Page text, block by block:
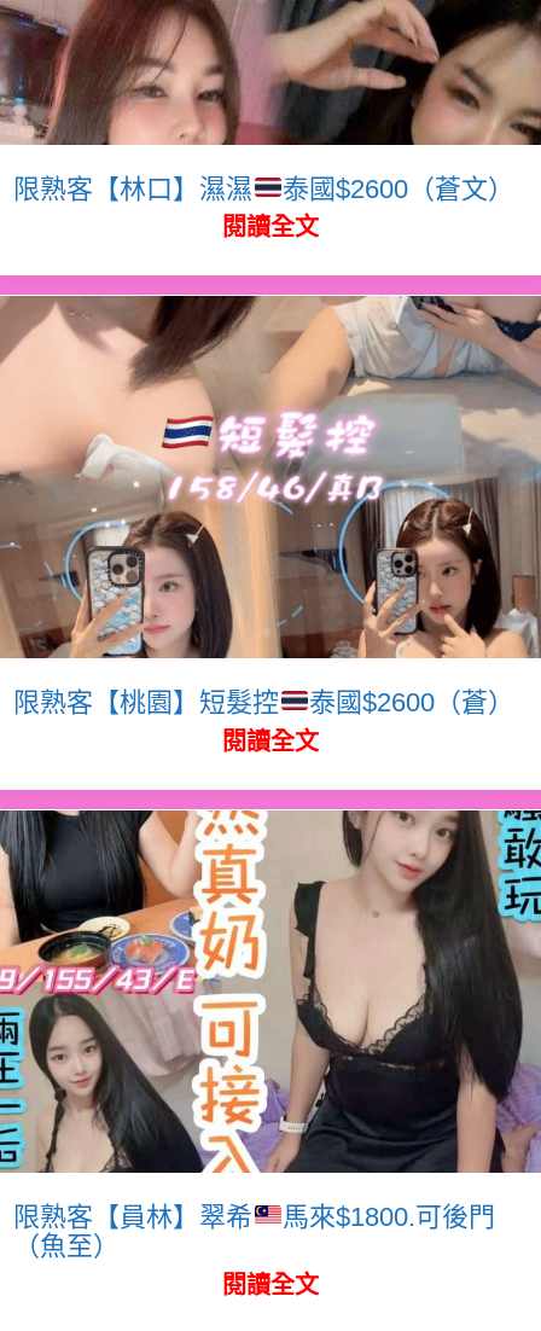
限熟客【林口】濕濕 泰國$2600（蒼文）
閱讀全文
限熟客【桃園】短髮控 泰國$2600（蒼）
閱讀全文
限熟客【員林】翠希
馬來$1800.可後門
（魚至）
閱讀全文